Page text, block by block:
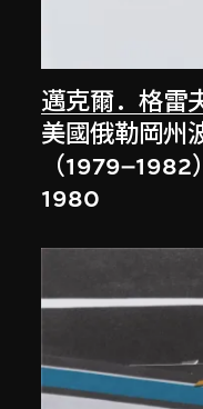
邁克爾．格雷
美國俄勒岡州
（1979–1982
1980